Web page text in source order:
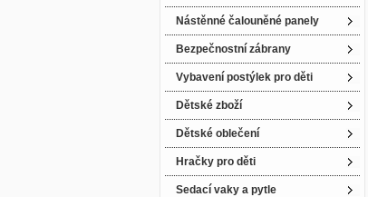
Nástěnné čalouněné panely
Bezpečnostní zábrany
Vybavení postýlek pro děti
Dětské zboží
Dětské oblečení
Hračky pro děti
Sedací vaky a pytle